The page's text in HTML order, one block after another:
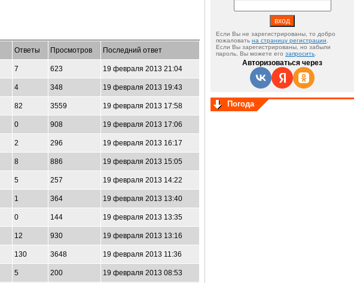
Ответы Просмотров Последний ответ
7 623 19 февраля 2013 21:04
4 348 19 февраля 2013 19:43
82 3559 19 февраля 2013 17:58
0 908 19 февраля 2013 17:06
2 296 19 февраля 2013 16:17
8 886 19 февраля 2013 15:05
5 257 19 февраля 2013 14:22
1 364 19 февраля 2013 13:40
0 144 19 февраля 2013 13:35
12 930 19 февраля 2013 13:16
130 3648 19 февраля 2013 11:36
5 200 19 февраля 2013 08:53
Если Вы не зарегистрированы, то добро
пожаловать на страницу регистрации
Если Вы зарегистрированы, но забыли
пароль, Вы можете его запросить
Авторизоваться через
Погода